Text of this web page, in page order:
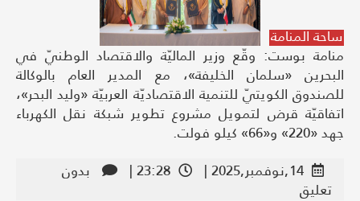
ساحة المنامة
منامة بوست: وقّع وزير الماليّة والاقتصاد الوطنيّ في
البحرين «سلمان الخليفة»، مع المدير العام بالوكالة
للصندوق الكويتيّ للتنمية الاقتصاديّة العربيّة «وليد البحر»،
اتفاقيّة قرض لتمويل مشروع تطوير شبكة نقل الكهرباء
جهد «220» و«66» كيلو فولت.
14,نوفمبر,2025 |
23:28 |
بدون
تعليق